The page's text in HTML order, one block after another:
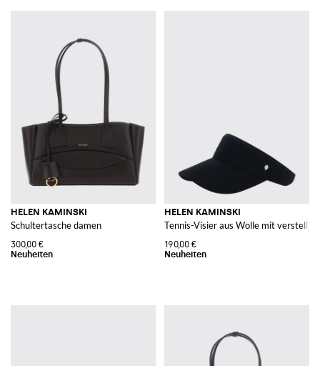
HELEN KAMINSKI
Schultertasche damen
300,00 €
HELEN KAMINSKI
Tennis-Visier aus Wolle mit
190,00 €